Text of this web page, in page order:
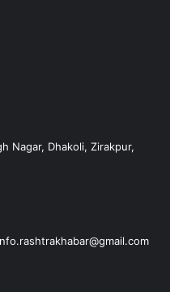
Nagar, Dhakoli, Zirakpur,